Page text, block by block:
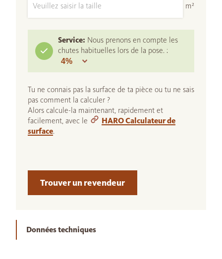
m²
Service: Nous prenons en compte les
chutes habituelles lors de la pose. :
Tu ne connais pas la surface de ta pièce ou tu ne sais
pas comment la calculer ?
Alors calcule-la maintenant, rapidement et
facilement, avec le
HARO Calculateur de
surface.
Trouver un revendeur
Données techniques